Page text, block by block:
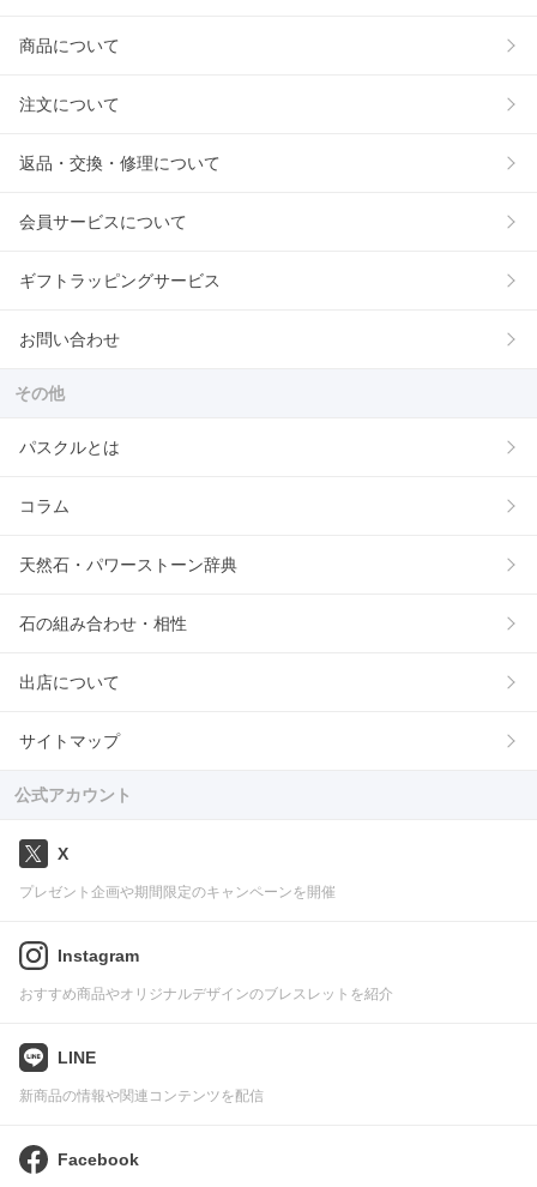
商品について
注文について
返品・交換・修理について
会員サービスについて
ギフトラッピングサービス
お問い合わせ
その他
パスクルとは
コラム
天然石・パワーストーン辞典
石の組み合わせ・相性
出店について
サイトマップ
公式アカウント
X
プレゼント企画や期間限定のキャンペーンを開催
Instagram
おすすめ商品やオリジナルデザインのブレスレットを紹介
LINE
新商品の情報や関連コンテンツを配信
Facebook